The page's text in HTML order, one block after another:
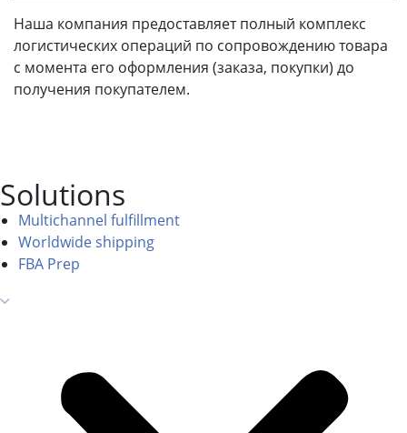
Наша компания предоставляет полный комплекс
логистических операций по сопровождению товара
с момента его оформления (заказа, покупки) до
получения покупателем.
Solutions
Multichannel fulfillment
Worldwide shipping
FBA Prep